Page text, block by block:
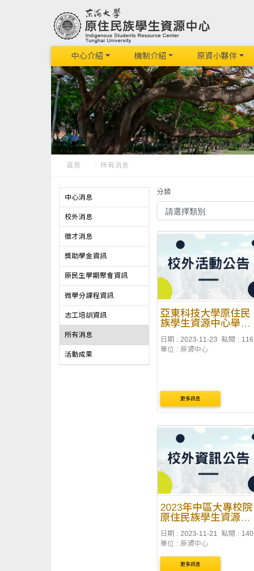
中心介紹 機制介紹 原資小夥伴
首頁 所有消息
中心消息
校外消息
徵才消息
獎助學金資訊
原民生學期聚會資訊
微學分課程資訊
志工培訓資訊
所有消息
活動成果
分類
亞東科技大學原住民
族學生資源中心舉行
原住民文化週」活動
日期 : 2023-11-23
點閱 : 116
單位 : 原資中心
更多訊息
2023年中區大專校院
原住民族學生資源中
日期 : 2023-11-21
點閱 : 140
單位 : 原資中心
更多訊息